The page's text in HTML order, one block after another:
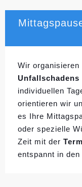
Wir organisieren
Unfallschadens
individuellen
orientieren wir
es Ihre
oder spezielle
Zeit mit der
entspannt in